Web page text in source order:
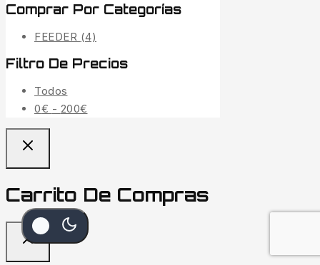
Comprar Por Categorías
FEEDER (4)
Filtro De Precios
Todos
0€ - 200€
hasta
200€
Carrito De Compras